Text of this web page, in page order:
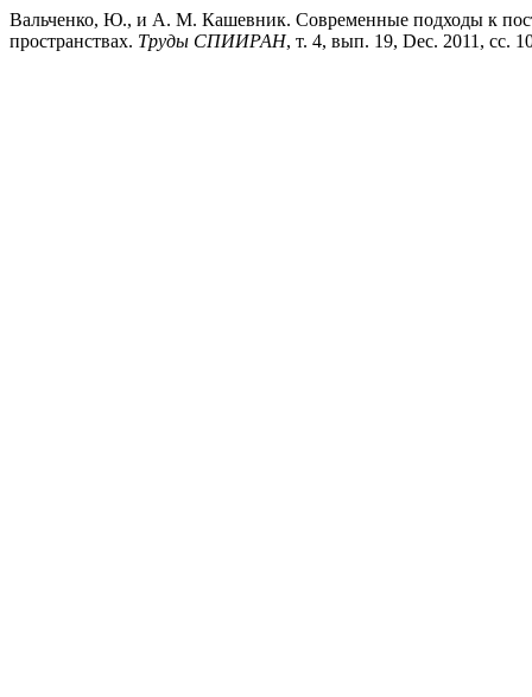
Вальченко, Ю., и А. М. Кашевник. Современные подходы к
пространствах. Труды СПИИРАН, т. 4, вып. 19, Dec. 2011, сс.